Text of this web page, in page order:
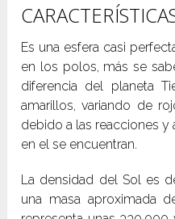
Es una esfera casi
en los polos, más se
diferencia del planeta
amarillos, variando de
debido a las reacciones
en el se encuentran.
La densidad del Sol es
una masa aproximada